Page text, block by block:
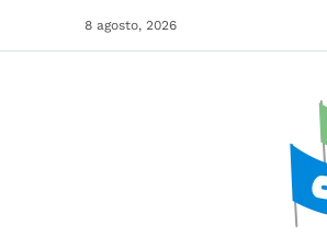
8 agosto, 2026